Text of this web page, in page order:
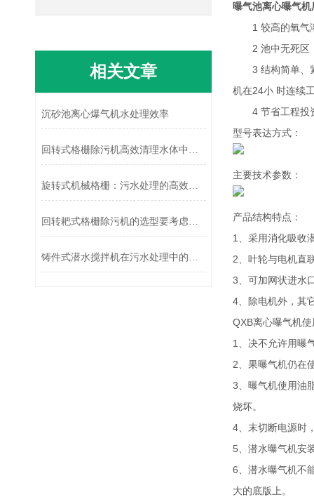
曝气池离心曝气机
1 较高的氧气溶
2 池中无死区，
3 结构简单、紧
机在24小 时连续
4 节省工程投资
型号表达方式：
主要技术参数：
产品结构特点：
1、采用消化吸收
2、叶轮与电机直
3、可加网状进水
4、除电机外，其
QXB离心曝气机
1、决不允许用曝
2、果曝气机仍在
3、曝气机使用油
烧坏。
4、末切断电源时
5、潜水曝气机安
6、潜水曝气机不
大的底版上。
相关文章
沉砂池离心爆气机水处理效率
回转式格栅除污机高效清理水体中的污染物
旋转式机械格栅：污水处理的高效卫士
回转耙式格栅除污机的选型要考虑哪些因素
铸件式潜水搅拌机在污水处理中的应用与效果分析